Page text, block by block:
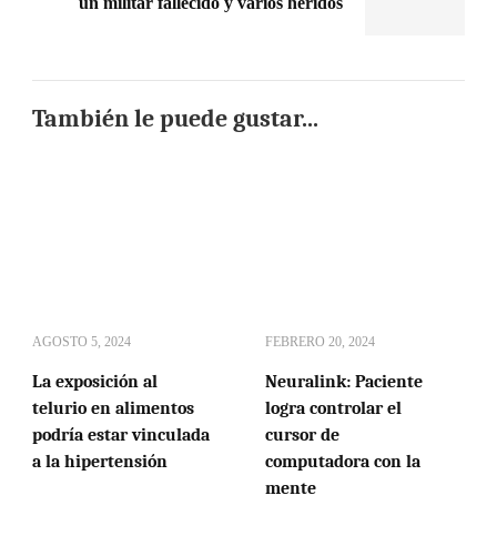
También le puede gustar...
AGOSTO 5, 2024
La exposición al
telurio en alimentos
podría estar vinculada
a la hipertensión
FEBRERO 20, 2024
Neuralink: Paciente
logra controlar el
cursor de
computadora con la
mente